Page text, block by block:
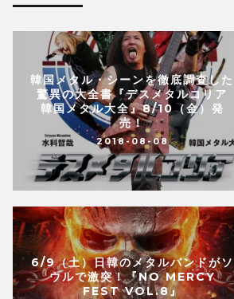
韓国メタル・シーンを徹底調査した
驚異の大全書『デスメタルコリア
韓国メタル大全』8/10（金）発
売！
2018-08-08
6/9（土）日韓のメタルバンドがソ
ウルで激突！『NO MERCY
FEST VOL.8』